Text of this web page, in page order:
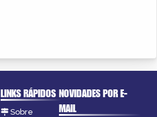
LINKS RÁPIDOS
Sobre
NOVIDADES POR E-
MAIL